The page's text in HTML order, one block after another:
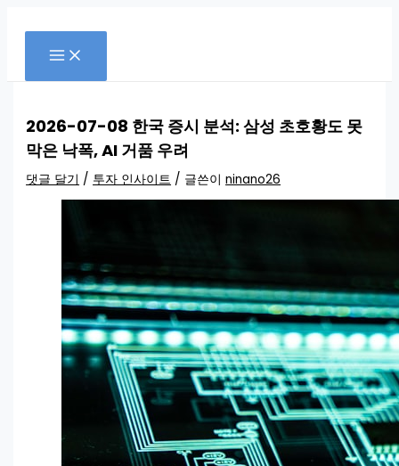
2026-07-08 한국 증시 분석: 삼성 초호황도 못
막은 낙폭, AI 거품 우려
댓글 달기 / 투자 인사이트 / 글쓴이ninano26